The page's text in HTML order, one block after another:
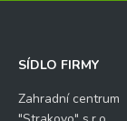
SÍDLO FIRMY
Zahradní centrum